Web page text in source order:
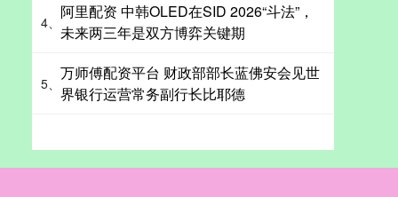
4、
阿里配资 中韩OLED在SID 2026“斗法”，
未来两三年是双方博弈关键期
5、
万师傅配资平台 财政部部长蓝佛安会见世
界银行运营常务副行长比耶德